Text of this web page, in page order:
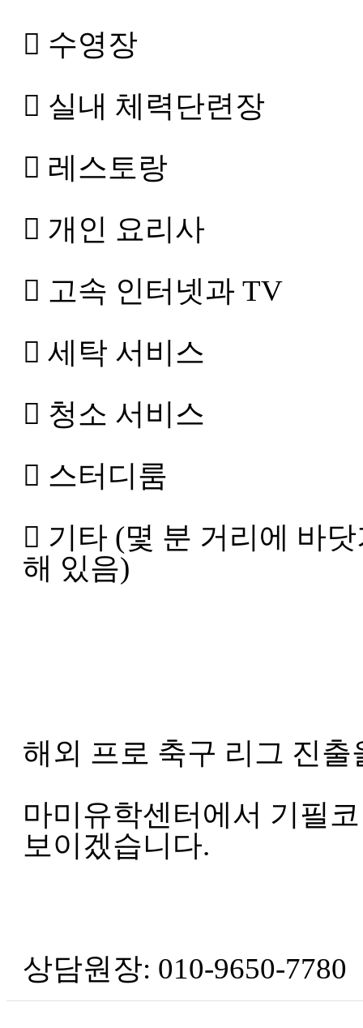
 수영장
 실내 체력단련장
 레스토랑
 개인 요리사
 고속 인터넷과 TV
 세탁 서비스
 청소 서비스
 스터디룸
 기타 (몇 분 거리에 바
해 있음)
해외 프로 축구 리그 진
마미유학센터에서 기필
보이겠습니다.
상담원장: 010-9650-7780